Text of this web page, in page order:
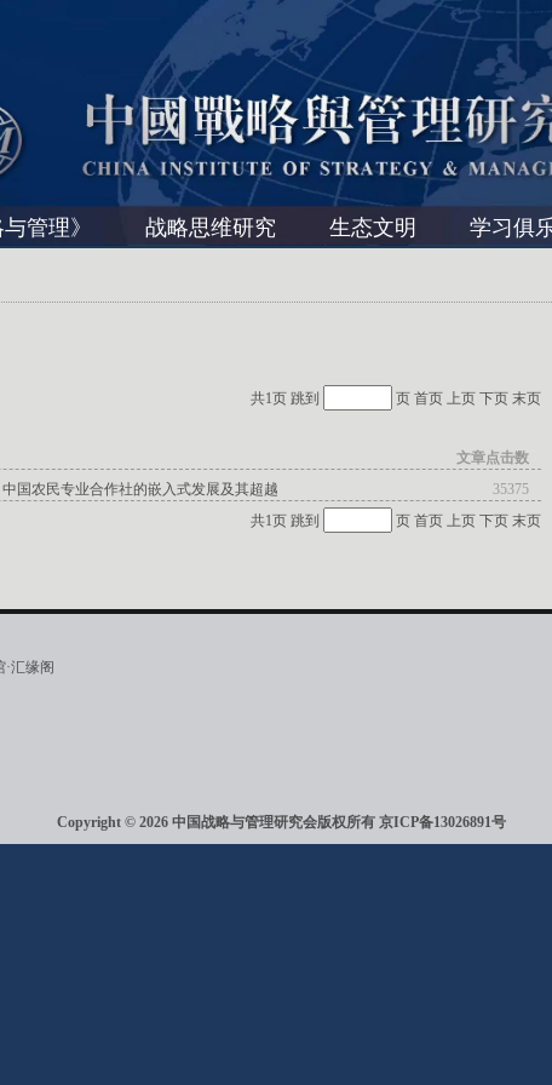
与管理》 战略思维研究 生态文明 学习俱
共1页 跳到 页 首页 上页 下页 末页
文章点击数
国农民专业合作社的嵌入式发展及其超越
35375
共1页 跳到
页 首页 上页 下页 末页
汇缘阁
Copyright © 2026 中国战略与管理研究会版权所有 京ICP备13026891号